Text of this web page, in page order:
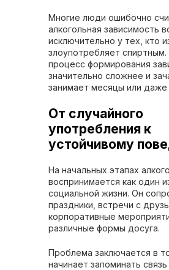
Многие люди ошибочно
алкогольная зависимость
исключительно у тех, кто
злоупотребляет спиртным.
процесс формирования
значительно сложнее и
занимает месяцы или даже
От случайного
употребления к
устойчивому
На начальных этапах
воспринимается как один
социальной жизни. Он
праздники, встречи с
корпоративные
различные формы досуга.
Проблема заключается в
начинает запоминать